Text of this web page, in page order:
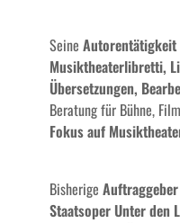
Seine Autorentätigkeit
Musiktheaterlibretti,
Übersetzungen,
Beratung für Bühne,
Fokus auf
Bisherige Auftraggeber
Staatsoper Unter den